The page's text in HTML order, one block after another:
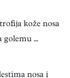
kože nosa
golemu ...
nosa i